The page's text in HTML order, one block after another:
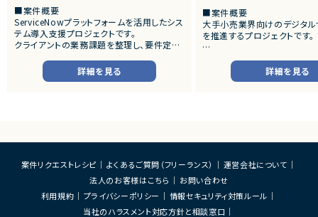
■案件概要
ServiceNowプラットフォームを活用したシス
テム導入支援プロジェクトです。
クライアントの業務課題を整理し、要件定義
だきます。
・詳細設計書、テスト仕様書等のドキュメント
作成
・成果物レビューおよび品質管理
・開発メンバーへの技術支援、進捗管理
詳細を見る
■案件概要
大手小売業界向けのデジタ
を推進するプロジェクトです。
■プロダクトやサービスの概
・店舗向けスマホアプリおよ
システムの継続的なエンハ
・要件整理および要件定義支
・バックエンドシステムの設計
・コードレビューの実施
・リリース対応および品質向
・技術課題に対する検討、提
詳細を見る
案件リクエストレシピ よくあるご質問（フリーランス）
運営会社について
法人のお客様はこちら
お問い合わせ
利用規約
プライバシーポリシー
情報セキュリティ対策ルール
当社のハラスメント対応方針と相談窓口